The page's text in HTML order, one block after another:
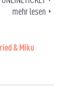
& Miku
mehr lesen